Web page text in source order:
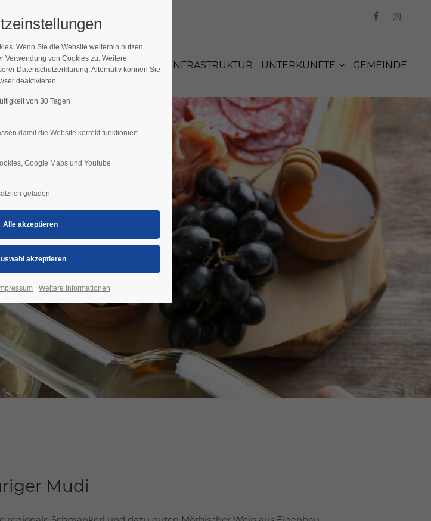
KIDS INFRASTRUKTUR UNTERKÜNFTE GEMEINDE
Mudi
Wenn Sie die Website weiterhin nutzen
Verwendung von Cookies zu. Weitere
Datenschutzerklärung. Alternativ können Sie
deaktivieren.
von 30 Tagen
damit die Website korrekt funktioniert
Google Maps und Youtube
geladen
Weitere Informationen